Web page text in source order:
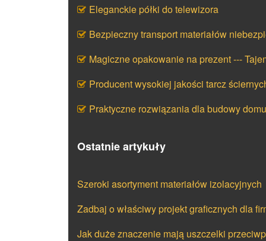
Eleganckie półki do telewizora
Bezpieczny transport materiałów
Magiczne opakowanie na prezent ---
Producent wysokiej jakości tarcz
Praktyczne rozwiązania dla budowy domu
Ostatnie artykuły
Szeroki asortyment materiałów izolacyjnych
Zadbaj o właściwy projekt graficznych dla
Jak duże znaczenie mają uszczelki